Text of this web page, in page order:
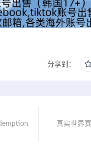
分享到：
真实世界